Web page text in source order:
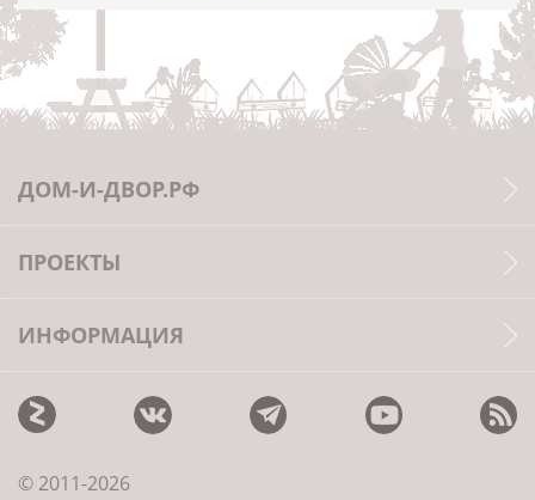
ДОМ-И-ДВОР.РФ
ПРОЕКТЫ
ИНФОРМАЦИЯ
© 2011-2026